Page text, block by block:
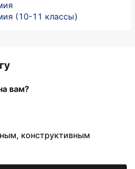
(10-11 классы)
вам?
конструктивным